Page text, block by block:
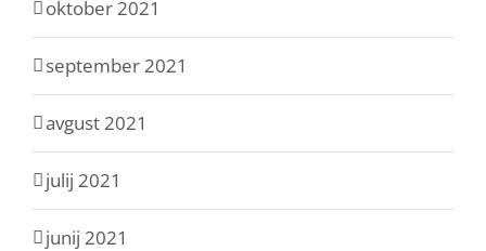
oktober 2021
september 2021
avgust 2021
julij 2021
junij 2021